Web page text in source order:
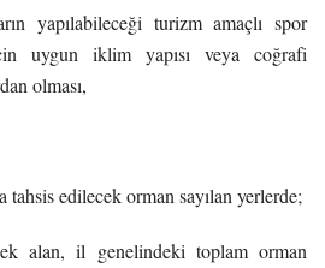
yapılabileceği turizm amaçlı spor
uygun iklim yapısı veya coğrafi
olması,
tahsis edilecek orman sayılan yerlerde;
alan, il genelindeki toplam orman